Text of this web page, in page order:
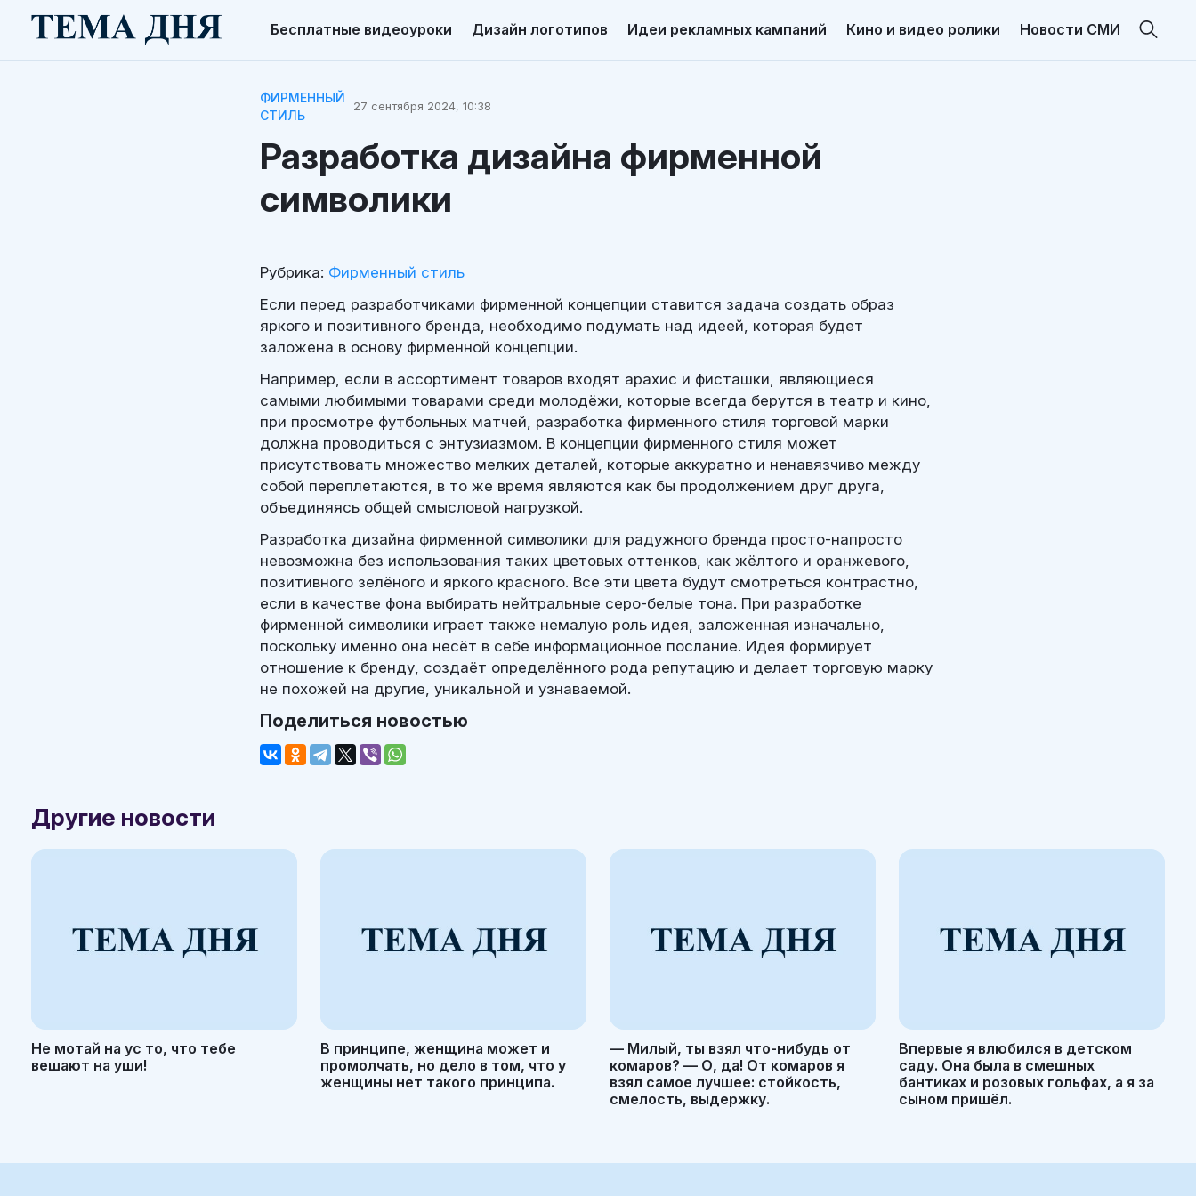
Бесплатные видеоуроки Дизайн логотипов Идеи рекламных кампаний Кино и видео ролики Новости СМИ
ФИРМЕННЫЙ
СТИЛЬ
27 сентября 2024, 10:38
Разработка дизайна фирменной
символики
Рубрика: Фирменный стиль
Если перед разработчиками фирменной концепции ставится задача создать образ
яркого и позитивного бренда, необходимо подумать над идеей, которая будет
заложена в основу фирменной концепции.
Например, если в ассортимент товаров входят арахис и фисташки, являющиеся
самыми любимыми товарами среди молодёжи, которые всегда берутся в театр и кино,
при просмотре футбольных матчей, разработка фирменного стиля торговой марки
должна проводиться с энтузиазмом. В концепции фирменного стиля может
присутствовать множество мелких деталей, которые аккуратно и ненавязчиво между
собой переплетаются, в то же время являются как бы продолжением друг друга,
объединяясь общей смысловой нагрузкой.
Разработка дизайна фирменной символики для радужного бренда просто-напросто
невозможна без использования таких цветовых оттенков, как жёлтого и оранжевого,
позитивного зелёного и яркого красного. Все эти цвета будут смотреться контрастно,
если в качестве фона выбирать нейтральные серо-белые тона. При разработке
фирменной символики играет также немалую роль идея, заложенная изначально,
поскольку именно она несёт в себе информационное послание. Идея формирует
отношение к бренду, создаёт определённого рода репутацию и делает торговую марку
не похожей на другие, уникальной и узнаваемой.
Поделиться новостью
Другие новости
Не мотай на ус то, что тебе
вешают на уши!
В принципе, женщина может и
промолчать, но дело в том, что у
женщины нет такого принципа.
— Милый, ты взял что-нибудь от
комаров? — О, да! От комаров я
взял самое лучшее: стойкость,
смелость, выдержку.
Впервые я влюбился в детском
саду. Она была в смешных
бантиках и розовых гольфах, а я за
сыном пришёл.